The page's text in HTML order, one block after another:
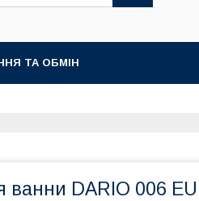
ТА ОБМІН
ванни DARIO 006